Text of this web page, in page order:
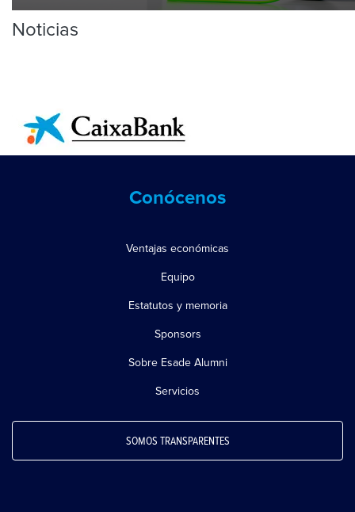
Noticias
Conócenos
Ventajas económicas
Equipo
Estatutos y memoria
Sponsors
Sobre Esade Alumni
Servicios
SOMOS TRANSPARENTES